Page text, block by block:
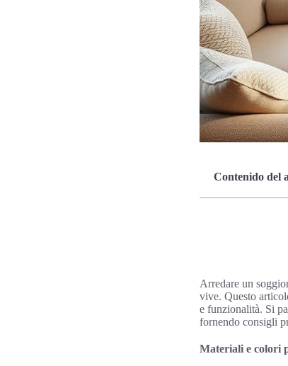
Contenido del
Arredare un
vive. Questo
e funzionalità. Si
fornendo consigli
Materiali e colori